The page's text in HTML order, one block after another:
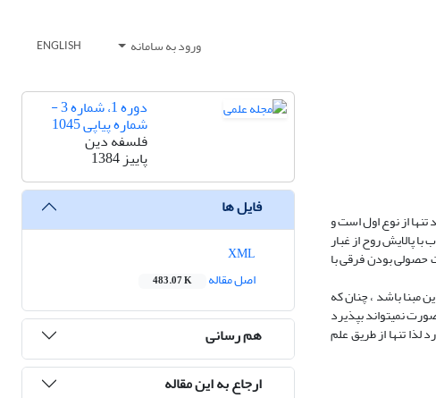
ورود به سامانه ENGLISH
از نوع اول است و
پالایش روح از غبار
حصولی بودن فرقی با
مبنا باشد ، چنان که
نمیتواند بپذیرد
تنها از طریق علم
دوره 1، شماره 3 -
شماره پیاپی 1045
فلسفه دین
پاییز 1384
فایل ها
اصل مقاله
483.07 K
هم رسانی
ارجاع به این مقاله